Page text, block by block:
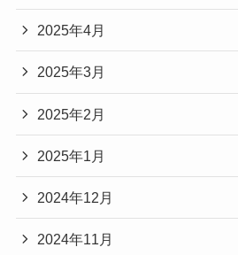
2025年4月
2025年3月
2025年2月
2025年1月
2024年12月
2024年11月